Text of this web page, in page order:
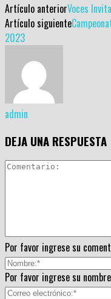
Artículo anteriorVoces
Artículo siguiente
2023
admin
DEJA UNA RESPUESTA
Por favor ingrese su
Por favor ingrese su